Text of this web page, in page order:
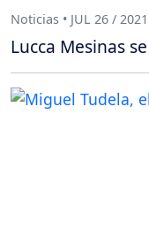
Noticias • JUL 26 / 2021
Lucca Mesinas